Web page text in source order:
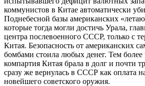
коммунистов в Китае автоматически
Поднебесной базы американских
которые тогда могли достичь Урала,
центра послевоенного СССР, только с
Китая. Безопасность от американских
бомбами стоила любых денег. Тем более
компартия Китая брала в долг и почти
сразу же вернулась в СССР как оплата
новейшего советского оружия.